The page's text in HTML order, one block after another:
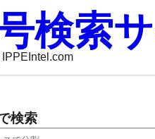
検索
検索